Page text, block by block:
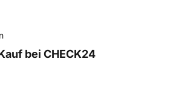
bei CHECK24